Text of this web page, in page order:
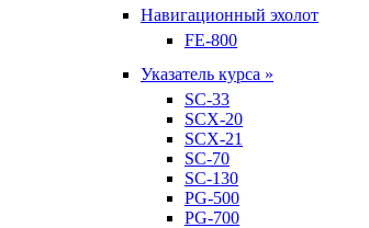
Навигационный эхолот
FE-800
Указатель курса »
SC-33
SCX-20
SCX-21
SC-70
SC-130
PG-500
PG-700